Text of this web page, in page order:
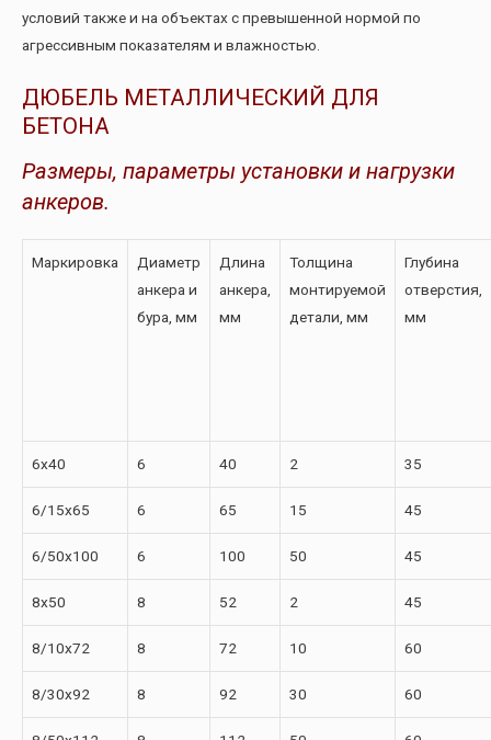
условий также и на объектах с превышенной нормой по
агрессивным показателям и влажностью.
ДЮБЕЛЬ МЕТАЛЛИЧЕСКИЙ ДЛЯ
БЕТОНА
Размеры, параметры установки и нагрузки
анкеров.
Маркировка
Диаметр
анкера и
бура, мм
Длина
анкера,
мм
Толщина
монтируемой
детали, мм
Глубина
отверстия,
мм
6х40 6 40 2 35
6/15х65 6 65 15 45
6/50х100 6 100 50 45
8х50 8 52 2 45
8/10х72 8 72 10 60
8/30х92 8 92 30 60